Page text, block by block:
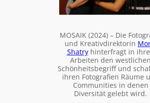
MOSAIK (2024) – Die
und Kreativdirektorin
Shatryhinterfragt in
Arbeiten den westlichen
Schönheitsbegriff und
ihren Fotografien Räume
Communities in denen
Diversität gelebt wird.